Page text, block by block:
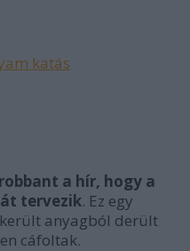
katás
a hír, hogy a
tervezik. Ez egy
anyagból derült
cáfoltak.